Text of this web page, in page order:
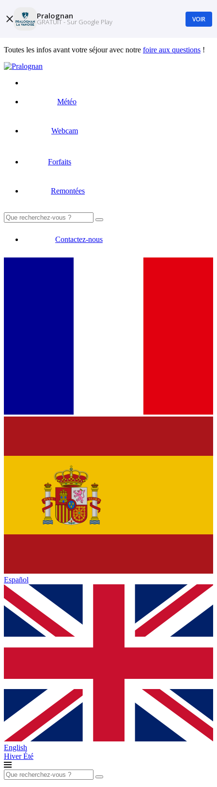
Toutes les infos avant votre séjour avec notre foire aux questions !
Météo
Webcam
Forfaits
Remontées
Rechercher :
Contactez-nous
Español
English
HiverÉté
Rechercher :
Pralognan
GRATUIT - Sur Google Play VOIR